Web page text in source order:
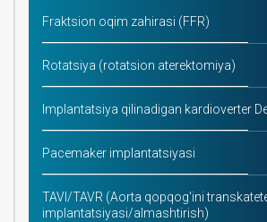
Fraktsion oqim zahirasi (FFR)
Rotatsiya (rotatsion aterektomiya)
Implantatsiya qilinadigan kardioverter
Pacemaker implantatsiyasi
TAVI/TAVR (Aorta qopqog'ini
implantatsiyasi/almashtirish)